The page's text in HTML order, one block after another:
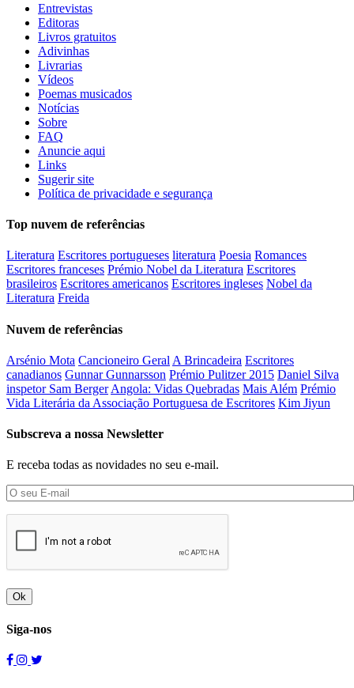
Entrevistas
Editoras
Livros gratuitos
Adivinhas
Livrarias
Vídeos
Poemas musicados
Notícias
Sobre
FAQ
Anuncie aqui
Links
Sugerir site
Política de privacidade e segurança
Top nuvem de referências
Literatura Escritores portugueses literatura Poesia Romances
Escritores franceses Prémio Nobel da Literatura Escritores
brasileiros Escritores americanos Escritores ingleses Nobel da
Literatura Freida
Nuvem de referências
Arsénio Mota Cancioneiro Geral A Brincadeira Escritores
canadianos Gunnar Gunnarsson Prémio Pulitzer 2015 Daniel Silva
inspetor Sam Berger Angola: Vidas Quebradas Mais Além Prémio
Vida Literária da Associação Portuguesa de Escritores Kim Jiyun
Subscreva a nossa Newsletter
E receba todas as novidades no seu e-mail.
Ok
Siga-nos